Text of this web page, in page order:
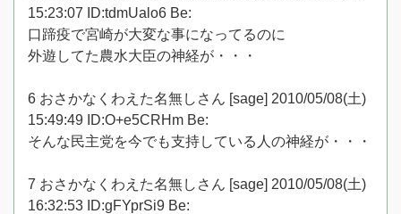
15:23:07 ID:tdmUalo6 Be:
口蹄疫で宮崎が大変な事になってるのに
外遊してた農水大臣の神経が・・・
6 おさかなくわえた名無しさん [sage] 2010/05/08(土)
15:49:49 ID:O+e5CRHm Be:
そんな民主党を今でも支持している人の神経が・・・
7 おさかなくわえた名無しさん [sage] 2010/05/08(土)
16:32:53 ID:gFYprSi9 Be: